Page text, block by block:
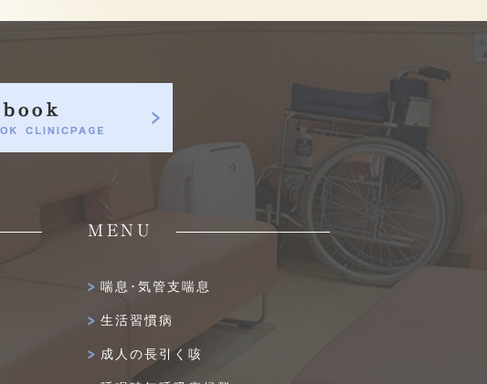
MENU
喘息･気管支喘息
生活習慣病
成人の長引く咳